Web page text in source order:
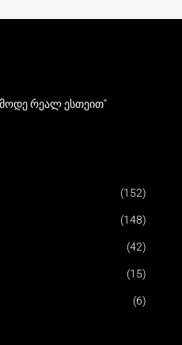
რეალ ესთეით“
(152)
(148)
(42)
(15)
(6)